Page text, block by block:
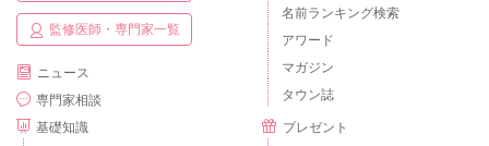
監修医師・専門家一覧
ニュース
専門家相談
基礎知識
名前ランキング検索
アワード
マガジン
タウン誌
プレゼント